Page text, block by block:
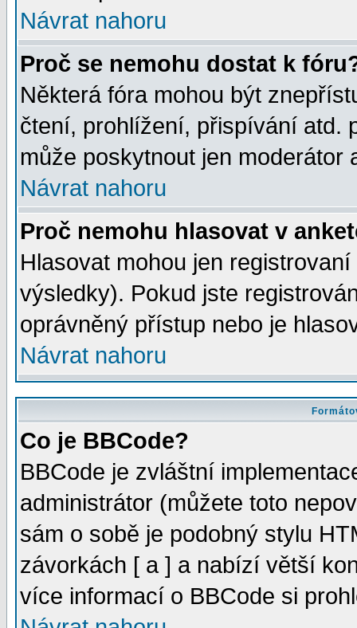
Návrat nahoru
Proč se nemohu dostat k
Některá fóra mohou být
čtení, prohlížení, přispívání atd.
může poskytnout jen moderátor
Návrat nahoru
Proč nemohu hlasovat v
Hlasovat mohou jen
výsledky). Pokud jste
oprávněný přístup nebo je
Návrat nahoru
Co je BBCode?
BBCode je zvláštní
administrátor (můžete toto
sám o sobě je podobný stylu
závorkách [ a ] a nabízí větší
více informací o BBCode si